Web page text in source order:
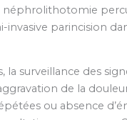
néphrolithotomie
parincision
la surveillance des
de la
ou absence